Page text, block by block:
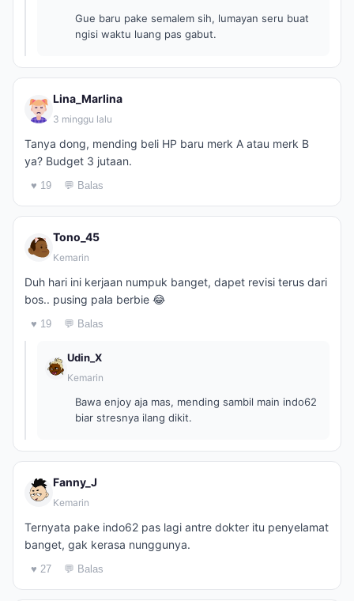
Gue baru pake semalem sih, lumayan seru buat
ngisi waktu luang pas gabut.
Lina_Marlina
3 minggu lalu
Tanya dong, mending beli HP baru merk A atau merk B
ya? Budget 3 jutaan.
♥ 19 💬 Balas
Tono_45
Kemarin
Duh hari ini kerjaan numpuk banget, dapet revisi terus dari
bos.. pusing pala berbie 😂
♥ 19 💬 Balas
Udin_X
Kemarin
Bawa enjoy aja mas, mending sambil main indo62
biar stresnya ilang dikit.
Fanny_J
Kemarin
Ternyata pake indo62 pas lagi antre dokter itu penyelamat
banget, gak kerasa nunggunya.
♥ 27 💬 Balas